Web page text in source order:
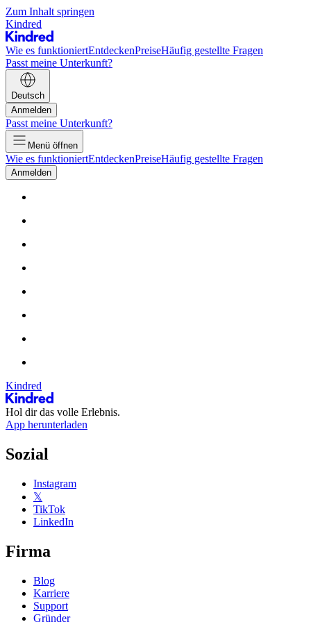
Zum Inhalt springen
Kindred
Wie es funktioniertEntdeckenPreiseHäufig gestellte Fragen
Passt meine Unterkunft?
Deutsch
Anmelden
Passt meine Unterkunft?
Menü öffnen
Wie es funktioniertEntdeckenPreiseHäufig gestellte Fragen
Anmelden
Kindred
Hol dir das volle Erlebnis.
App herunterladen
Sozial
Instagram
𝕏
TikTok
LinkedIn
Firma
Blog
Karriere
Support
Gründer